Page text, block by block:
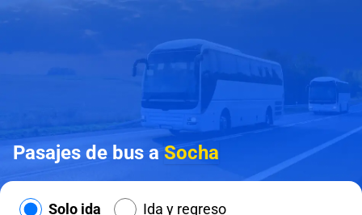
Pasajes de bus aSocha
Solo ida Ida y regreso